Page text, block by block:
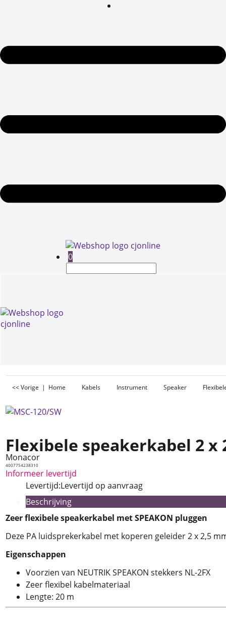
0
<< Vorige | Home Kabels Instrument Speaker
Flexibele speakerkabel 2
Monacor
4007754238310
Informeer levertijd
Levertijd:Levertijd op aanvraag
Beschrijving
Zeer flexibele speakerkabel met SPEAKON pluggen
Deze PA luidsprekerkabel met koperen geleider 2 x 2,5
Eigenschappen
Voorzien van NEUTRIK SPEAKON stekkers NL-2FX
Zeer flexibel kabelmateriaal
Lengte: 20 m